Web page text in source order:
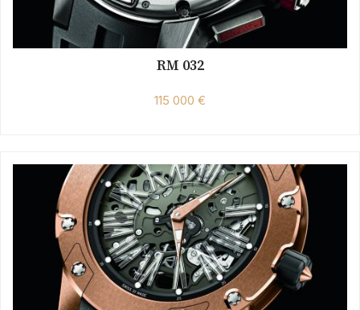
RM 032
115 000 €